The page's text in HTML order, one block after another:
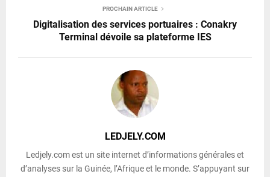
PROCHAIN ARTICLE
Digitalisation des services portuaires : Conakry
Terminal dévoile sa plateforme IES
LEDJELY.COM
Ledjely.com est un site internet d’informations générales et
d’analyses sur la Guinée, l’Afrique et le monde. S’appuyant sur